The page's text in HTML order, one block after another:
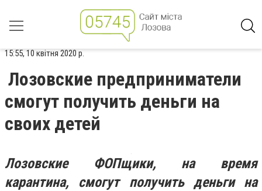
15:55, 10 квітня 2020 р.
Лозовские предприниматели
смогут получить деньги на
своих детей
Лозовские ФОПщики, на время
карантина, смогут получить деньги на